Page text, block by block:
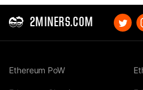
2MINERS.COM
Ethereum PoW